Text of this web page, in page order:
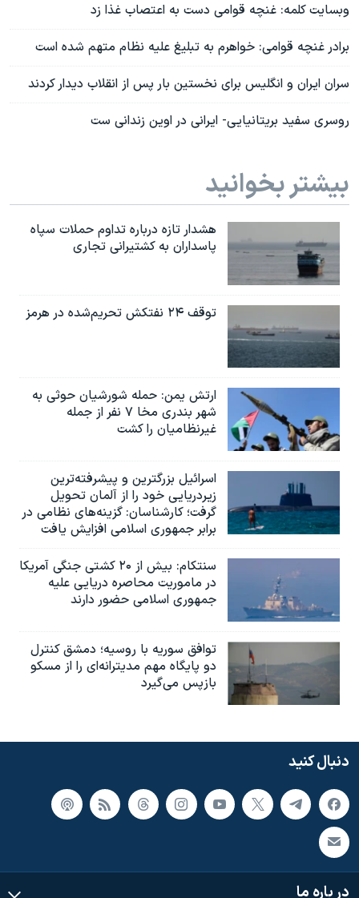
وبسایت کلمه: غنچه قوامی دست به اعتصاب غذا زد
برادر غنچه قوامی: خواهرم به تبلیغ علیه نظام متهم شده است
سران ایران و انگلیس برای نخستین بار پس از انقلاب دیدار کردند
روسری سفید بریتانیایی- ایرانی در اوین زندانی ست
بیشتر بخوانید
هشدار تازه درباره تداوم حملات سپاه
پاسداران به کشتیرانی تجاری
توقف ۲۴ نفتکش تحریم‌شده در هرمز
ارتش یمن: حمله شورشیان حوثی به
شهر بندری مخا ۷ نفر از جمله
غیرنظامیان را کشت
اسرائيل بزرگترین و پیشرفته‌ترین
زیردریایی خود را از آلمان تحویل
گرفت؛ کارشناسان: گزینه‌های نظامی در
برابر جمهوری اسلامی افزایش یافت
سنتکام: بیش از ۲۰ کشتی جنگی آمریکا
در ماموریت محاصره دریایی علیه
جمهوری اسلامی حضور دارند
توافق سوریه با روسیه؛ دمشق کنترل
دو پایگاه مهم مدیترانه‌ای را از مسکو
بازپس می‌گیرد
دنبال کنید
در باره ما